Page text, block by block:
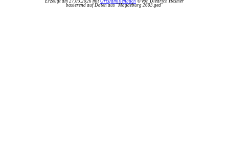
Erzeugt am 27.03.2026 mit Ortsfamilienbuch © von Diedrich Hesmer
basierend auf Daten aus "Magdeburg 2603.ged"